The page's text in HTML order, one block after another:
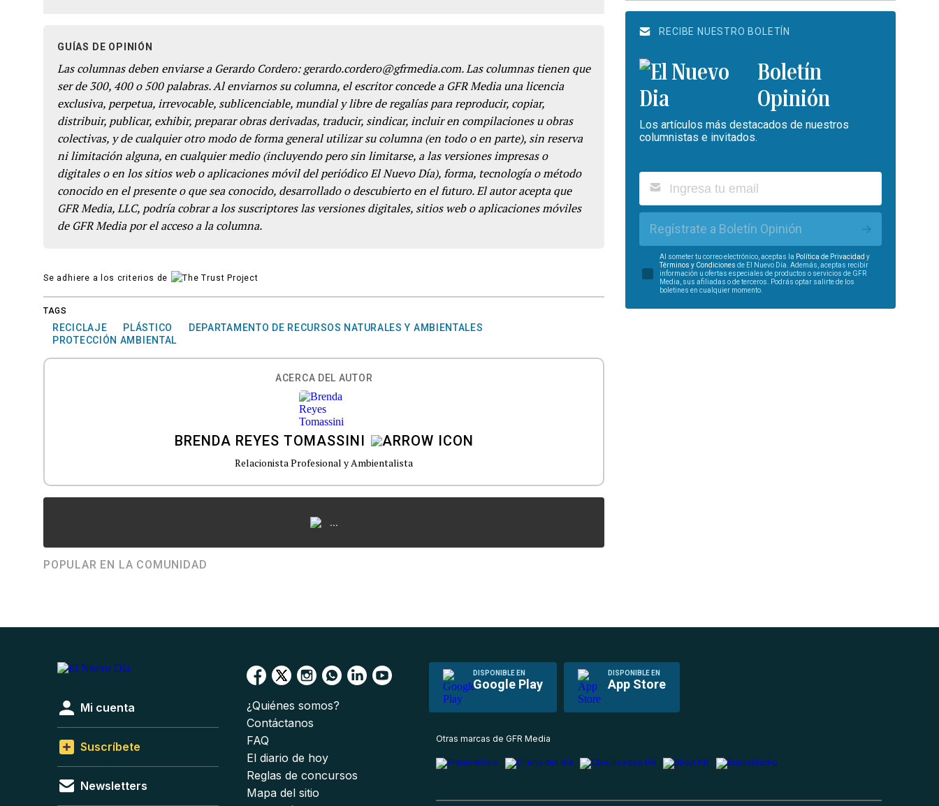
GUÍAS DE OPINIÓN
Las columnas deben enviarse a Gerardo Cordero: gerardo.cordero@gfrmedia.com. Las columnas tienen que
ser de 300, 400 o 500 palabras. Al enviarnos su columna, el escritor concede a GFR Media una licencia
exclusiva, perpetua, irrevocable, sublicenciable, mundial y libre de regalías para reproducir, copiar,
distribuir, publicar, exhibir, preparar obras derivadas, traducir, sindicar, incluir en compilaciones u obras
colectivas, y de cualquier otro modo de forma general utilizar su columna (en todo o en parte), sin reserva
ni limitación alguna, en cualquier medio (incluyendo pero sin limitarse, a las versiones impresas o
digitales o en los sitios web o aplicaciones móvil del periódico El Nuevo Día), forma, tecnología o método
conocido en el presente o que sea conocido, desarrollado o descubierto en el futuro. El autor acepta que
GFR Media, LLC, podría cobrar a los suscriptores las versiones digitales, sitios web o aplicaciones móviles
de GFR Media por el acceso a la columna.
Se adhiere a los criterios de
TAGS
RECICLAJE PLÁSTICO
DEPARTAMENTO DE RECURSOS NATURALES Y AMBIENTALES
PROTECCIÓN AMBIENTAL
ACERCA DEL AUTOR
BRENDA REYES TOMASSINI
Relacionista Profesional y Ambientalista
...
POPULAR EN LA COMUNIDAD
RECIBE NUESTRO BOLETÍN
Boletín
Opinión
Los artículos más destacados de nuestros
columnistas e invitados.
Regístrate a Boletín Opinión
Al someter tu correo electrónico, aceptas la Política de Privacidad y
Términos y Condiciones de El Nuevo Día. Además, aceptas recibir
información u ofertas especiales de productos o servicios de GFR
Media, sus afiliadas o de terceros. Podrás optar salirte de los
boletines en cualquier momento.
DISPONIBLE EN
Google Play
DISPONIBLE EN
App Store
Mi cuenta
Suscríbete
Newsletters
¿Quiénes somos?
Contáctanos
FAQ
El diario de hoy
Reglas de concursos
Mapa del sitio
Otras marcas de GFR Media